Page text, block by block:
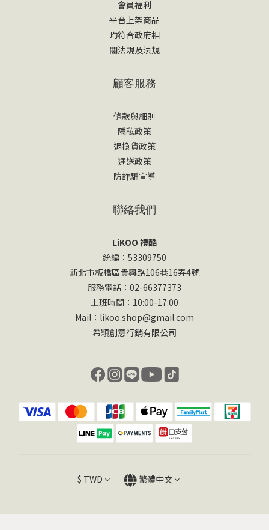
會員福利
平台上架商品
均符合政府相
關法規及法規
顧客服務
條款與細則
隱私政策
退換貨政策
運送政策
防詐騙宣導
聯絡我們
LiKOO 禮酷
統編：53309750
新北市板橋區貴興路106巷16弄4號
服務電話：02-66377373
上班時間：10:00-17:00
Mail：likoo.shop@gmail.com
希穎創意行銷有限公司
$ TWD 繁體中文